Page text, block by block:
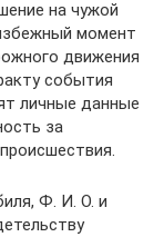
на чужой
момент
движения
события
личные данные
за
Ф. И. О. и